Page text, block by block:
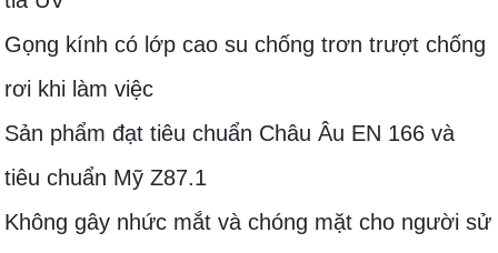
Gọng kính có lớp cao su chống trơn trượt chống
rơi khi làm việc
Sản phẩm đạt tiêu chuẩn Châu Âu EN 166 và
tiêu chuẩn Mỹ Z87.1
Không gây nhức mắt và chóng mặt cho người sử